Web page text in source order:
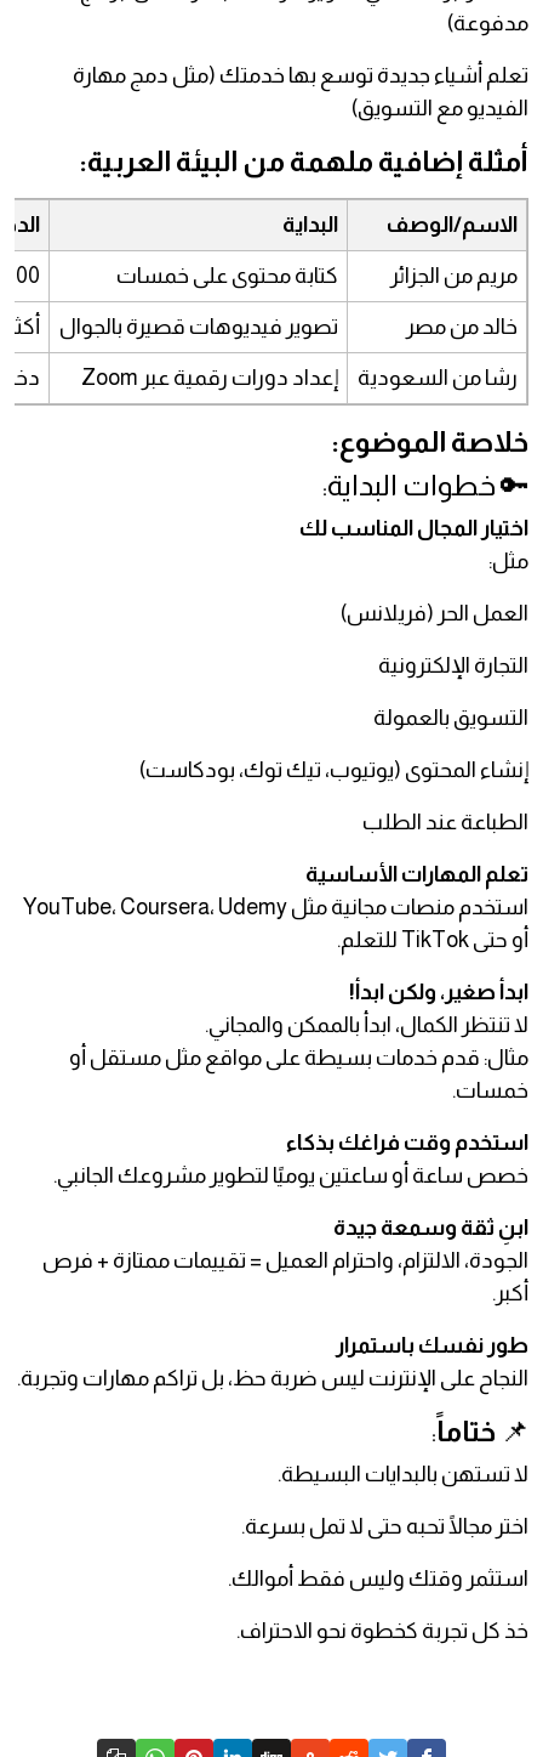
مدفوعة)
تعلم أشياء جديدة توسع بها خدمتك (مثل دمج مهارة
الفيديو مع التسويق)
أمثلة إضافية ملهمة من البيئة العربية:
الاسم/الوصف البداية الدخل
مريم من الجزائر كتابة محتوى على خمسات 400 دولار شهريًا
خالد من مصر تصوير فيديوهات قصيرة بالجوال أكثر من 10
رشا من السعودية إعداد دورات رقمية عبر Zoom
خلاصة الموضوع:
🔑 خطوات البداية:
اختيار المجال المناسب لك
مثل:
العمل الحر (فريلانس)
التجارة الإلكترونية
التسويق بالعمولة
إنشاء المحتوى (يوتيوب، تيك توك، بودكاست)
الطباعة عند الطلب
تعلم المهارات الأساسية
استخدم منصات مجانية مثل YouTube، Coursera، Udemy
أو حتى TikTok للتعلم.
ابدأ صغير، ولكن ابدأ!
لا تنتظر الكمال، ابدأ بالممكن والمجاني.
مثال: قدم خدمات بسيطة على مواقع مثل مستقل أو
خمسات.
استخدم وقت فراغك بذكاء
خصص ساعة أو ساعتين يوميًا لتطوير مشروعك الجانبي.
ابنِ ثقة وسمعة جيدة
الجودة، الالتزام، واحترام العميل = تقييمات ممتازة + فرص
أكبر.
طور نفسك باستمرار
النجاح على الإنترنت ليس ضربة حظ، بل تراكم مهارات وتجربة.
📌 ختاماً:
لا تستهن بالبدايات البسيطة.
اختر مجالًا تحبه حتى لا تمل بسرعة.
استثمر وقتك وليس فقط أموالك.
خذ كل تجربة كخطوة نحو الاحتراف.